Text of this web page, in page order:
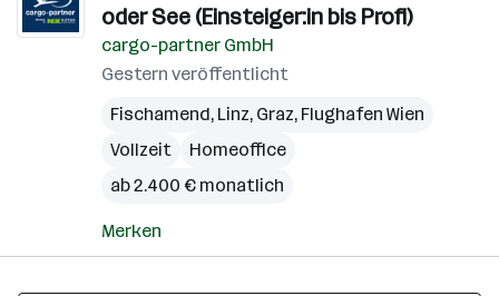
oder See (Einsteiger:in bis Profi)
cargo-partner GmbH
Gestern veröffentlicht
Fischamend, Linz, Graz, Flughafen Wien
Vollzeit
Homeoffice
ab 2.400 € monatlich
Merken